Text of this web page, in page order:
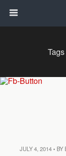
JULY 4, 2014 • BY